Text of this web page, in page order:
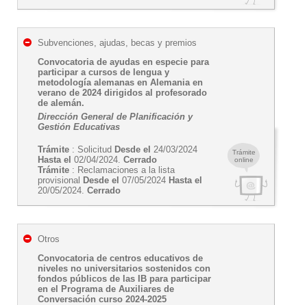
Trámite
online
Subvenciones, ajudas, becas y premios
Convocatoria de ayudas en especie para
participar a cursos de lengua y
metodología alemanas en Alemania en
verano de 2024 dirigidos al profesorado
de alemán.
Dirección General de Planificación y
Gestión Educativas
Trámite : Solicitud Desde el 24/03/2024
Hasta el 02/04/2024. Cerrado
Trámite : Reclamaciones a la lista
provisional Desde el 07/05/2024 Hasta el
20/05/2024. Cerrado
Otros
Convocatoria de centros educativos de
niveles no universitarios sostenidos con
fondos públicos de las IB para participar
en el Programa de Auxiliares de
Conversación curso 2024-2025